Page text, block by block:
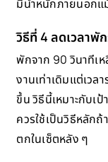
มีน้ำหนักภายนอกแ
วิธีที่ 4 ลดเวลาพั
พักจาก 90 วินาทีเ
งานเท่าเดิมแต่เว
ขึ้น วิธีนี้เหมาะกับเ
ควรใช้เป็นวิธีหลักถ้
ตกในเซ็ตหลัง ๆ